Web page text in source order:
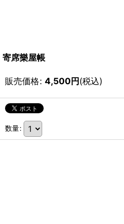
寄席樂屋帳
販売価格: 4,500円(税込)
数量: